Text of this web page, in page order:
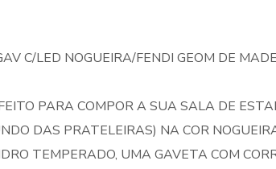
C/LED NOGUEIRA/FENDI GEOM DE
PARA COMPOR A SUA SALA DE
DAS PRATELEIRAS) NA COR
TEMPERADO, UMA GAVETA COM